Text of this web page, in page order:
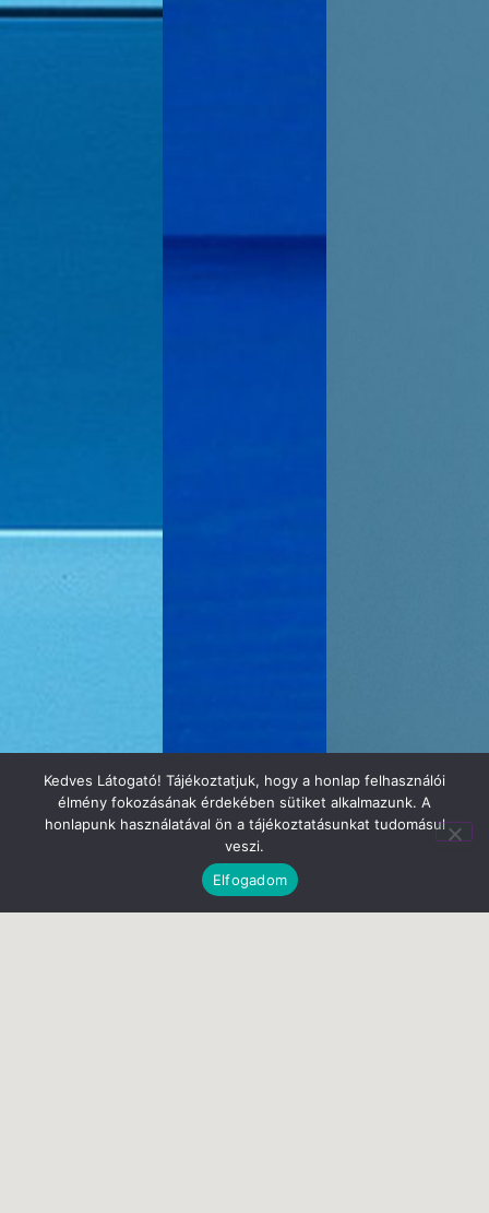
Kedves Látogató! Tájékoztatjuk, hogy a honlap felhasználói
élmény fokozásának érdekében sütiket alkalmazunk. A
honlapunk használatával ön a tájékoztatásunkat tudomásul
veszi.
Elfogadom